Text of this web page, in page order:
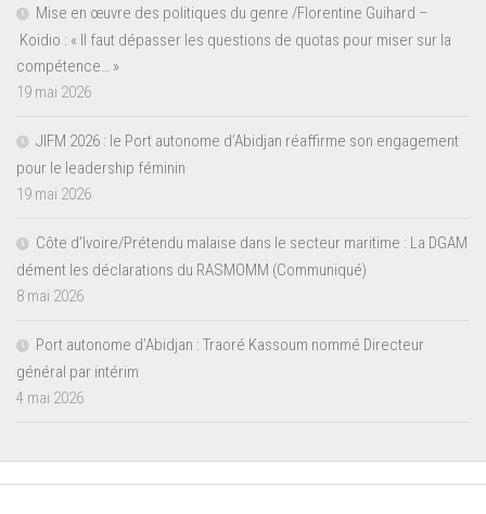
Mise en œuvre des politiques du genre /Florentine Guihard –
Koidio : « Il faut dépasser les questions de quotas pour miser sur la
compétence… »
19 mai 2026
JIFM 2026 : le Port autonome d’Abidjan réaffirme son engagement
pour le leadership féminin
19 mai 2026
Côte d’Ivoire/Prétendu malaise dans le secteur maritime : La DGAM
dément les déclarations du RASMOMM (Communiqué)
8 mai 2026
Port autonome d’Abidjan : Traoré Kassoum nommé Directeur
général par intérim
4 mai 2026